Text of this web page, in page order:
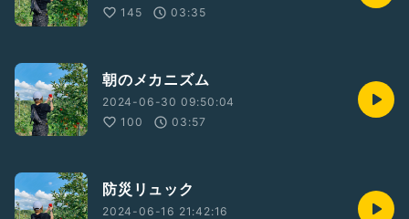
145
03:35
朝のメカニズム
2024-06-30 09:50:04
100
03:57
防災リュック
2024-06-16 21:42:16